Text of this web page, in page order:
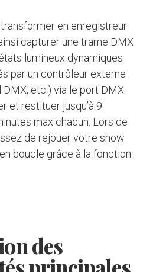
en enregistreur
capturer une trame DMX
lumineux dynamiques
par un contrôleur externe
etc.) via le port DMX.
et restituer jusqu’à 9
max chacun. Lors de
de rejouer votre show
boucle grâce à la fonction
des